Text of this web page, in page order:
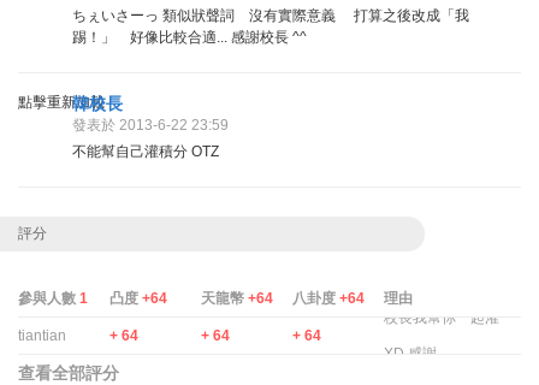
ちぇいさーっ 類似狀聲詞 沒有實際意義 打算之後改成「我
踢！」 好像比較合適... 感謝校長 ^^
點擊重新加載
韓校長
發表於 2013-6-22 23:59
不能幫自己灌積分 OTZ
評分
參與人數 1 凸度 +64 天龍幣 +64 八卦度 +64 理由
tiantian + 64 + 64 + 64
校長我幫你一起灌
XD 感謝
查看全部評分